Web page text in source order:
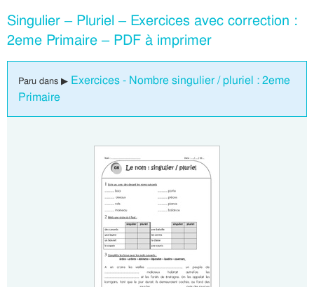
Singulier – Pluriel – Exercices avec correction :
2eme Primaire – PDF à imprimer
Paru dans ▶ Exercices - Nombre singulier / pluriel : 2eme
Primaire